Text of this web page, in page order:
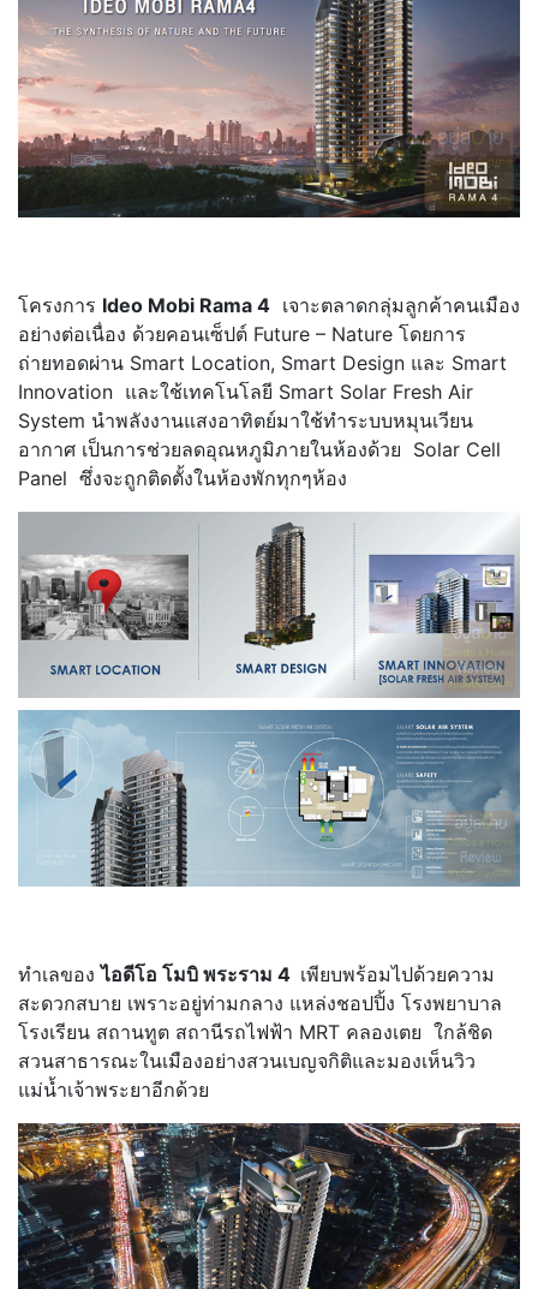
โครงการ Ideo Mobi Rama 4 เจาะตลาดกลุ่มลูกค้าคนเมือง
อย่างต่อเนื่อง ด้วยคอนเซ็ปต์ Future – Nature โดยการ
ถ่ายทอดผ่าน Smart Location, Smart Design และ Smart
Innovation และใช้เทคโนโลยี Smart Solar Fresh Air
System นำพลังงานแสงอาทิตย์มาใช้ทำระบบหมุนเวียน
อากาศ เป็นการช่วยลดอุณหภูมิภายในห้องด้วย Solar Cell
Panel ซึ่งจะถูกติดตั้งในห้องพักทุกๆห้อง
ทำเลของไอดีโอ โมบิ พระราม 4 เพียบพร้อมไปด้วยความ
สะดวกสบาย เพราะอยู่ท่ามกลาง แหล่งชอปปิ้ง โรงพยาบาล
โรงเรียน สถานทูต สถานีรถไฟฟ้า MRT คลองเตย ใกล้ชิด
สวนสาธารณะในเมืองอย่างสวนเบญจกิติและมองเห็นวิว
แม่น้ำเจ้าพระยาอีกด้วย